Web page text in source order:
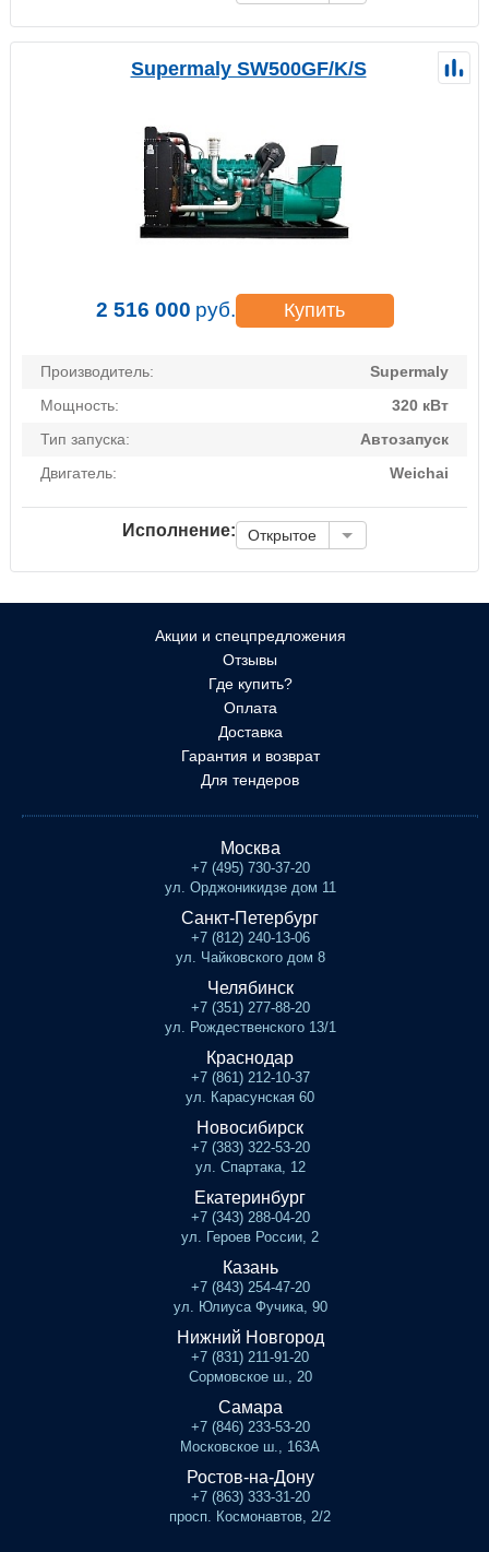
Supermaly SW500GF/K/S
2 516 000 руб. Купить
Производитель:
Supermaly
Мощность:
320 кВт
Тип запуска:
Автозапуск
Двигатель:
Weichai
Исполнение: Открытое
Акции и спецпредложения
Отзывы
Где купить?
Оплата
Доставка
Гарантия и возврат
Для тендеров
Москва
+7 (495) 730-37-20
ул. Орджоникидзе дом 11
Санкт-Петербург
+7 (812) 240-13-06
ул. Чайковского дом 8
Челябинск
+7 (351) 277-88-20
ул. Рождественского 13/1
Краснодар
+7 (861) 212-10-37
ул. Карасунская 60
Новосибирск
+7 (383) 322-53-20
ул. Спартака, 12
Екатеринбург
+7 (343) 288-04-20
ул. Героев России, 2
Казань
+7 (843) 254-47-20
ул. Юлиуса Фучика, 90
Нижний Новгород
+7 (831) 211-91-20
Сормовское ш., 20
Самара
+7 (846) 233-53-20
Московское ш., 163А
Ростов-на-Дону
+7 (863) 333-31-20
просп. Космонавтов, 2/2